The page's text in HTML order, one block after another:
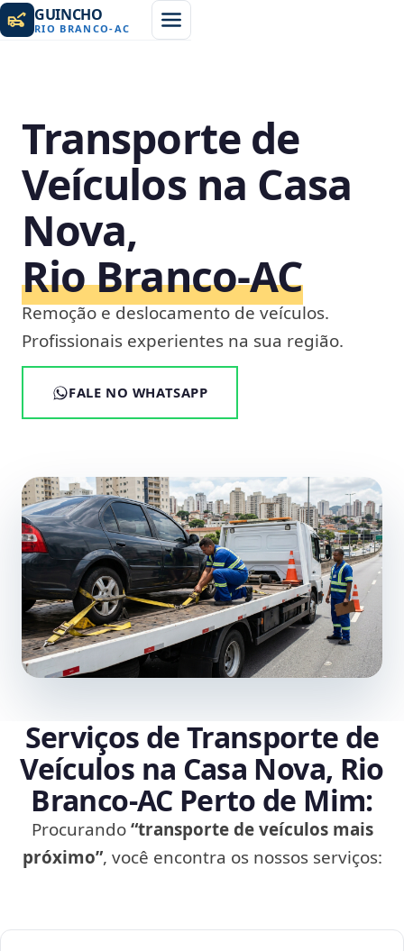
GUINCHO
RIO BRANCO-AC
Transporte de
Veículos na Casa
Nova,
Rio Branco‑AC
Remoção e deslocamento de veículos.
Profissionais experientes na sua região.
FALE NO WHATSAPP
Serviços de Transporte de
Veículos na Casa Nova, Rio
Branco‑AC Perto de Mim:
Procurando“transporte de veículos mais
próximo”, você encontra os nossos serviços: